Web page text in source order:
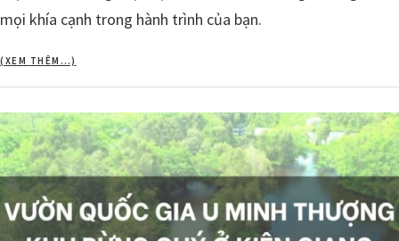
mọi khía cạnh trong hành trình của bạn.
(XEM THÊM…)